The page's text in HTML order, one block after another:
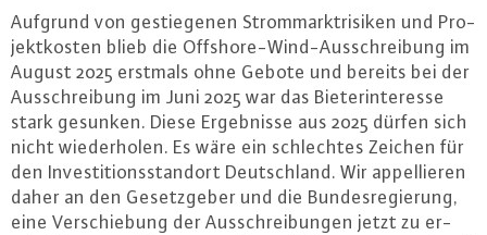
Aufgrund von ge­stie­ge­nen Strom­markt­ri­si­ken und Pro­
jekt­kos­ten blieb die Off­shore-Wind-Aus­schrei­bung im
August 2025 erstmals ohne Gebote und bereits bei der
Aus­schrei­bung im Juni 2025 war das Bie­ter­in­ter­es­se
stark gesunken. Diese Er­geb­nis­se aus 2025 dürfen sich
nicht wie­der­ho­len. Es wäre ein schlech­tes Zeichen für
den In­ves­ti­ti­ons­stand­ort Deutsch­land. Wir ap­pel­lie­ren
daher an den Ge­setz­ge­ber und die Bun­des­re­gie­rung,
eine Ver­schie­bung der Aus­schrei­bun­gen jetzt zu er­